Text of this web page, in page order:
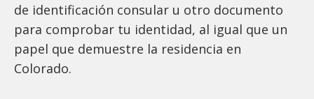
de identificación consular u otro documento
para comprobar tu identidad, al igual que un
papel que demuestre la residencia en
Colorado.